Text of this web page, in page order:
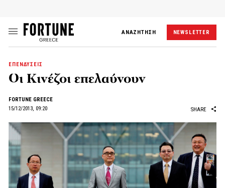
ΑΝΑΖΗΤΗΣΗ NEWSLETTER
ΕΠΕΝΔΥΣΕΙΣ
Οι Κινέζοι επελαύνουν
FORTUNE GREECE
15/12/2013, 09:20
SHARE